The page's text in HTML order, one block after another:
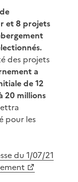
et 8 projets
des projets
a
de 12
20 millions
pour les
du 1/07/21